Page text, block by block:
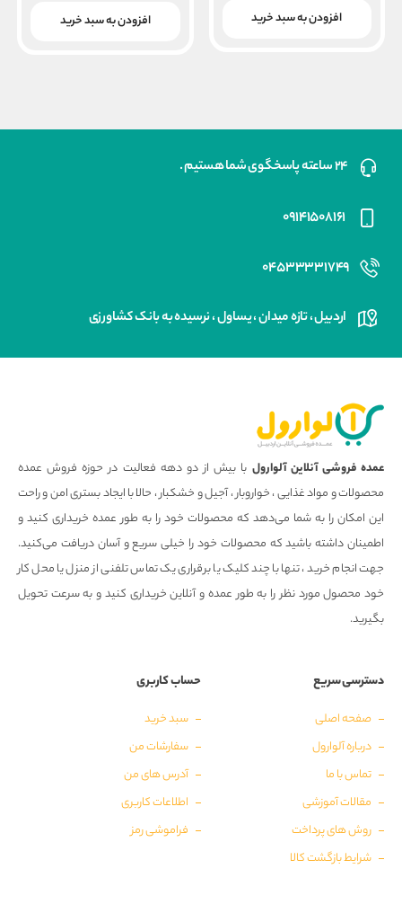
افزودن به سبد خرید افزودن به سبد خرید
۲۴ ساعته پاسخگوی شما هستیم .
۰۹۱۴۱۵۰۸۱۶۱
۰۴۵۳۳۳۳۱۷۴۹
اردبیل ، تازه میدان ، یساول ، نرسیده به بانک کشاورزی
عمده فروشی آنلاین آلوارول با بیش از دو دهه فعالیت در حوزه فروش عمده
محصولات و مواد غذایی ، خواروبار ، آجیل و خشکبار ، حالا با ایجاد بستری امن و راحت
این امکان را به شما می‌دهد که محصولات خود را به طور عمده خریداری کنید و
اطمینان داشته باشید که محصولات خود را خیلی سریع و آسان دریافت می‌کنید.
جهت انجام خرید ، تنها با چند کلیک یا برقراری یک تماس تلفنی از منزل یا محل کار
خود محصول مورد نظر را به طور عمده و آنلاین خریداری کنید و به سرعت تحویل
بگیرید.
دسترسی سریع
صفحه اصلی
درباره آلوارول
تماس با ما
مقالات آموزشی
روش های پرداخت
شرایط بازگشت کالا
حساب کاربری
سبد خرید
سفارشات من
آدرس های من
اطلاعات کاربری
فراموشی رمز